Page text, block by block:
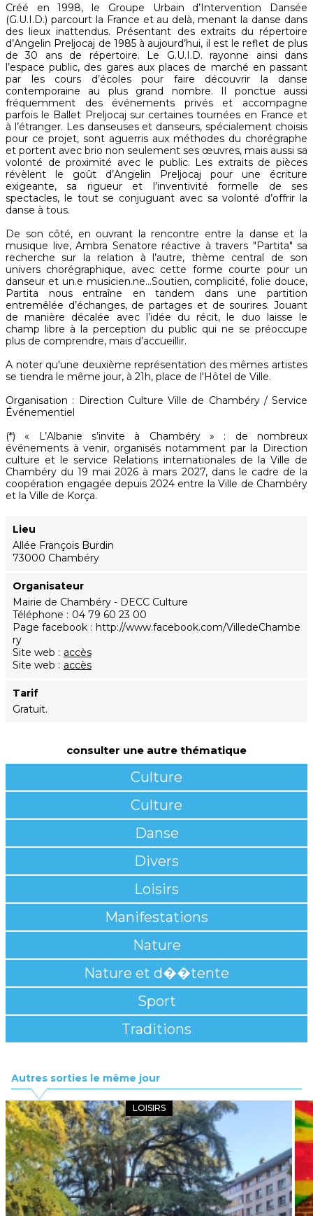
Créé en 1998, le Groupe Urbain d’Intervention Dansée
(G.U.I.D.) parcourt la France et au delà, menant la danse dans
des lieux inattendus. Présentant des extraits du répertoire
d’Angelin Preljocaj de 1985 à aujourd’hui, il est le reflet de plus
de 30 ans de répertoire. Le G.U.I.D. rayonne ainsi dans
l’espace public, des gares aux places de marché en passant
par les cours d’écoles pour faire découvrir la danse
contemporaine au plus grand nombre. Il ponctue aussi
fréquemment des événements privés et accompagne
parfois le Ballet Preljocaj sur certaines tournées en France et
à l’étranger. Les danseuses et danseurs, spécialement choisis
pour ce projet, sont aguerris aux méthodes du chorégraphe
et portent avec brio non seulement ses œuvres, mais aussi sa
volonté de proximité avec le public. Les extraits de pièces
révèlent le goût d’Angelin Preljocaj pour une écriture
exigeante, sa rigueur et l’inventivité formelle de ses
spectacles, le tout se conjuguant avec sa volonté d’offrir la
danse à tous.
De son côté, en ouvrant la rencontre entre la danse et la
musique live, Ambra Senatore réactive à travers "Partita" sa
recherche sur la relation à l’autre, thème central de son
univers chorégraphique, avec cette forme courte pour un
danseur et un.e musicien.ne...Soutien, complicité, folie douce,
Partita nous entraîne en tandem dans une partition
entremêlée d’échanges, de partages et de sourires. Jouant
de manière décalée avec l’idée du récit, le duo laisse le
champ libre à la perception du public qui ne se préoccupe
plus de comprendre, mais d’accueillir.
A noter qu'une deuxième représentation des mêmes artistes
se tiendra le même jour, à 21h, place de l'Hôtel de Ville.
Organisation : Direction Culture Ville de Chambéry / Service
Événementiel
(*) « L’Albanie s’invite à Chambéry » : de nombreux
événements à venir, organisés notamment par la Direction
culture et le service Relations internationales de la Ville de
Chambéry du 19 mai 2026 à mars 2027, dans le cadre de la
coopération engagée depuis 2024 entre la Ville de Chambéry
et la Ville de Korça.
Lieu
Allée François Burdin
73000 Chambéry
Organisateur
Mairie de Chambéry - DECC Culture
Téléphone
04 79 60 23 00
Page facebook
http://www.facebook.com/VilledeChambe
ry
Site web
accès
Site web
accès
Tarif
Gratuit.
consulter une autre thématique
Culture
Culture
Danse
Divers
Loisirs
Manifestations
Nature
Nature et d��tente
Sport
Traditions
Autres sorties le même jour
LOISIRS